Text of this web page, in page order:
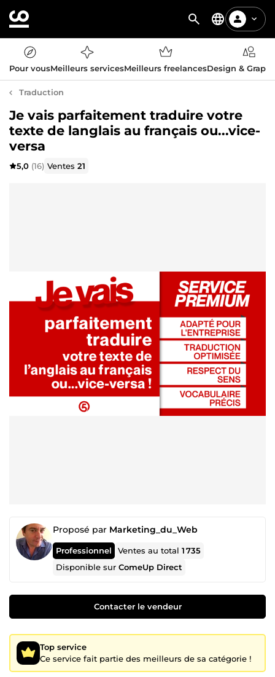
Pour vousMeilleurs servicesMeilleurs freelancesDesign &
Traduction
Je vais parfaitement traduire votre
texte de langlais au français ou...vice-
versa
5,0 (16) Ventes21
Proposé par Marketing_du_Web
Professionnel Ventes au total1 735
Disponible surComeUp Direct
Contacter le vendeur
Top service
Ce service fait partie des meilleurs de sa catégorie !